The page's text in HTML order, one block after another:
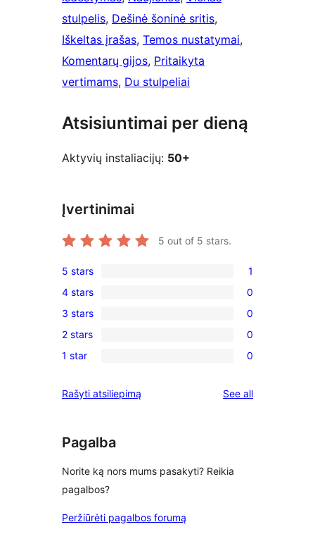
stulpelis, Dešinė šoninė sritis
Iškeltas įrašas, Temos nustatymai
Komentarų gijos, Pritaikyta
vertimams, Du stulpeliai
Atsisiuntimai per dieną
Aktyvių instaliacijų: 50+
Įvertinimai
5 out of 5 stars.
1
5-
star
review
5 stars 1
0
4-
star
reviews
4 stars 0
0
3-
star
3 stars 0
0
2-
reviews
2 stars 0
0
star
1 star 0
Rašyti atsiliepimą See allreviews
Pagalba
Norite ką nors mums pasakyti? Reikia
pagalbos?
Peržiūrėti pagalbos forumą